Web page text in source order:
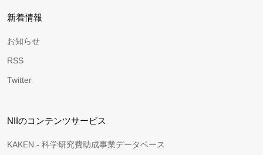
新着情報
お知らせ
RSS
Twitter
NIIのコンテンツサービス
KAKEN - 科学研究費助成事業データベース